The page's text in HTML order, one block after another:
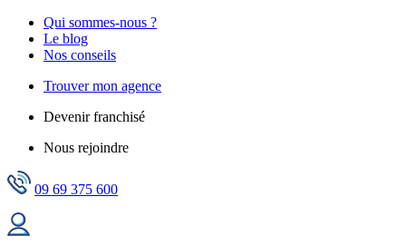
Qui sommes-nous ?
Le blog
Nos conseils
Trouver mon agence
Devenir franchisé
Nous rejoindre
09 69 375 600